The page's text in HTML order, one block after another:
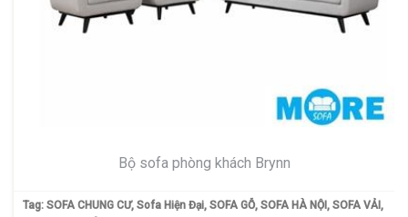
Bộ sofa phòng khách Brynn
Tag: SOFA CHUNG CƯ, Sofa Hiện Đại, SOFA GỖ, SOFA HÀ NỘI , SOFA VẢI,